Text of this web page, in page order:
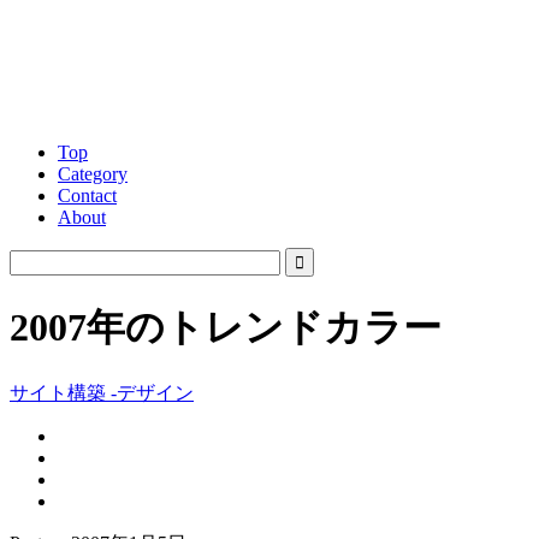
Top
Category
Contact
About
2007年のトレンドカラー
サイト構築 -デザイン